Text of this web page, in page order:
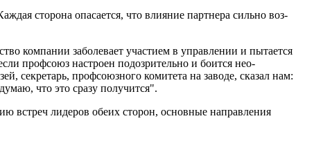
сторона опасается, что влияние партнера сильно воз­
компании заболевает участием в управлении и пыта­ется
профсоюз настроен подозрительно и боится нео­
секретарь, профсоюзного комитета на заводе, сказал нам:
что это сразу получится".
встреч лидеров обеих сторон, основные направления